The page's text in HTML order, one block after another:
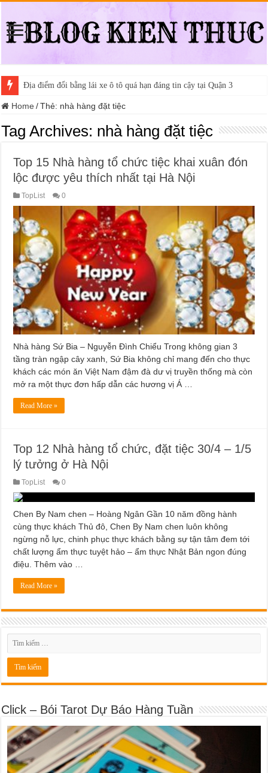
Địa điểm đổi bằng lái xe ô tô quá hạn đáng tin cậy tại Quận 3
Home / Thẻ: nhà hàng đặt tiệc
Tag Archives: nhà hàng đặt tiệc
Top 15 Nhà hàng tổ chức tiệc khai xuân đón
lộc được yêu thích nhất tại Hà Nội
TopList 0
Nhà hàng Sứ Bia – Nguyễn Đình Chiểu Trong không gian 3
tầng tràn ngập cây xanh, Sứ Bia không chỉ mang đến cho thực
khách các món ăn Việt Nam đậm đà dư vị truyền thống mà còn
mở ra một thực đơn hấp dẫn các hương vị Á …
Read More »
Top 12 Nhà hàng tổ chức, đặt tiệc 30/4 – 1/5
lý tưởng ở Hà Nội
TopList 0
Chen By Nam chen – Hoàng Ngân Gần 10 năm đồng hành
cùng thực khách Thủ đô, Chen By Nam chen luôn không
ngừng nỗ lực, chinh phục thực khách bằng sự tận tâm đem tới
chất lượng ẩm thực tuyệt hảo – ẩm thực Nhật Bản ngon đúng
điệu. Thêm vào …
Read More »
Click – Bói Tarot Dự Báo Hàng Tuần